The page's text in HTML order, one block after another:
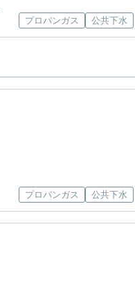
プロパンガス 公共下水
プロパンガス 公共下水